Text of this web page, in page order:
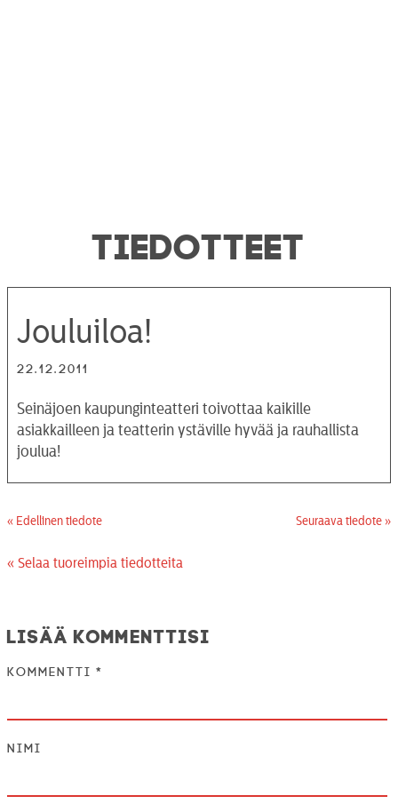
TIEDOTTEET
Jouluiloa!
22.12.2011
Seinäjoen kaupunginteatteri toivottaa kaikille
asiakkailleen ja teatterin ystäville hyvää ja rauhallista
joulua!
« Edellinen tiedote Seuraava tiedote »
« Selaa tuoreimpia tiedotteita
Lisää kommenttisi
Kommentti *
Nimi